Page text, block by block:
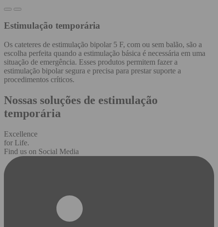
Estimulação temporária
Os cateteres de estimulação bipolar 5 F, com ou sem balão, são a
escolha perfeita quando a estimulação básica é necessária em uma
situação de emergência. Esses produtos permitem fazer a
estimulação bipolar segura e precisa para prestar suporte a
procedimentos críticos.
Nossas soluções de estimulação
temporária
Excellence
for Life.
Find us on Social Media